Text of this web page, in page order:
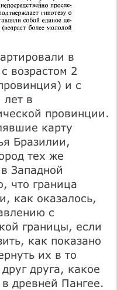
в
возрастом 2
и с
лет в
провинции.
карту
Бразилии,
тех же
Западной
что граница
как оказалось,
с
границы, если
как показано
их в то
друга, какое
древней Пангее.